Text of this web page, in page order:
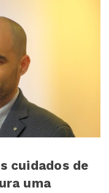
cuidados de
uma